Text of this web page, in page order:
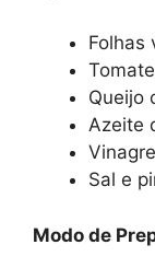
Folhas
Queijo
Azeite
Sal e
Modo de